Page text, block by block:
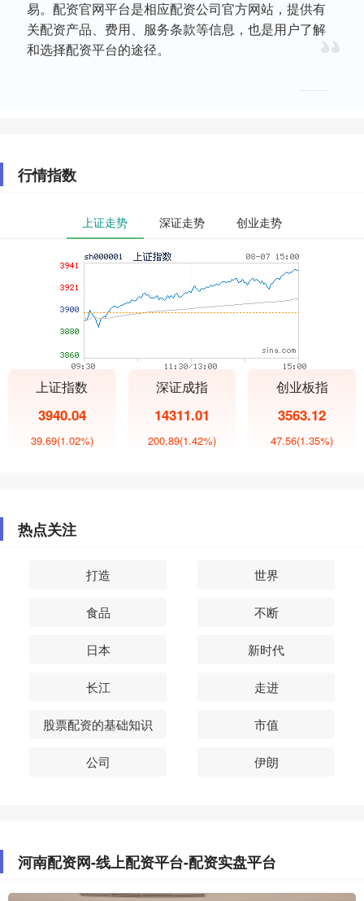
易。配资官网平台是相应配资公司官方网站，提供有
关配资产品、费用、服务条款等信息，也是用户了解
和选择配资平台的途径。
行情指数
上证走势 深证走势 创业走势
上证指数
3940.04
39.69(1.02%)
深证成指
14311.01
200.89(1.42%)
创业板指
3563.12
47.56(1.35%)
热点关注
打造 世界
食品 不断
日本 新时代
长江 走进
股票配资的基础知识 市值
公司 伊朗
河南配资网-线上配资平台-配资实盘平台